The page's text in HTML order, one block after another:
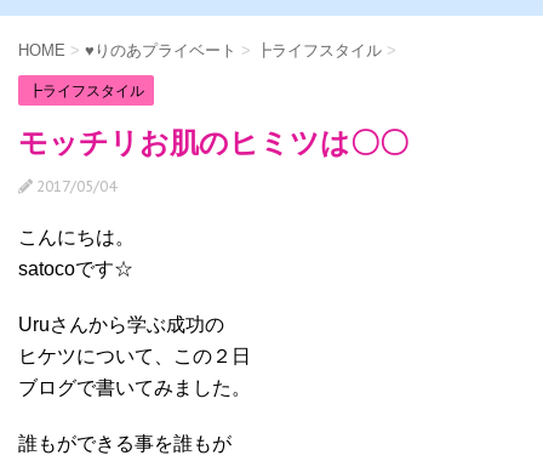
HOME > ♥りのあプライベート > ┣ライフスタイル >
┣ライフスタイル
モッチリお肌のヒミツは〇〇
2017/05/04
こんにちは。
satocoです☆
Uruさんから学ぶ成功の
ヒケツについて、この２日
ブログで書いてみました。
誰もができる事を誰もが